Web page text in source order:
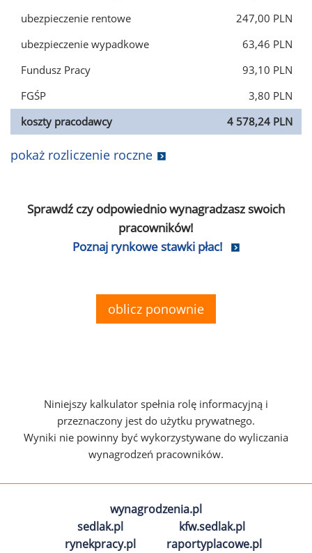
ubezpieczenie rentowe
247,00 PLN
ubezpieczenie wypadkowe
63,46 PLN
Fundusz Pracy
93,10 PLN
FGŚP
3,80 PLN
koszty pracodawcy
4 578,24 PLN
pokaż rozliczenie roczne
Sprawdź czy odpowiednio wynagradzasz swoich
pracowników!
Poznaj rynkowe stawki płac!
oblicz ponownie
Niniejszy kalkulator spełnia rolę informacyjną i
przeznaczony jest do użytku prywatnego.
Wyniki nie powinny być wykorzystywane do wyliczania
wynagrodzeń pracowników.
wynagrodzenia.pl
sedlak.pl
kfw.sedlak.pl
rynekpracy.pl
raportyplacowe.pl